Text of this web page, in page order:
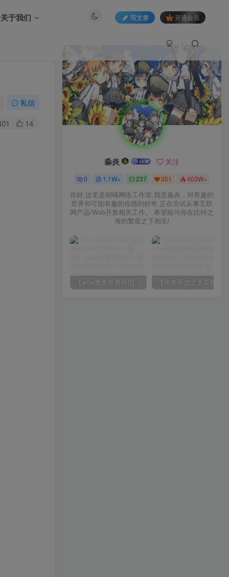
关于我们 写文章 开通会员
私信
14
淼炎 关注
0 1.1W+ 237 351 403W+
你好,这里是朝晞网络工作室,我是淼炎，对有趣的
世界和可能有趣的你感到好奇,正在尝试从事互联
网产品/Web开发相关工作。 希望能与你在比特之
海的繁星之下相见!
【wow魔兽世界怀旧版WLK335王者大乱斗魔兽】站长典藏怀旧西方魔幻3D巨作端游-2024年8月5日最新打包Win服务端源码视频架设教程-网页注册-GM指令教程-完整PC客户端！